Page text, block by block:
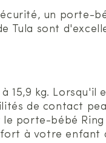
un porte-
Tula sont
15,9 kg. Lorsqu'il
de contact
porte-bébé Ring
à votre enfant